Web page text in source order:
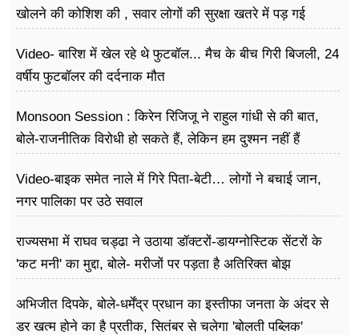
खोलने की कोशिश की , सवार लोगों की सुरक्षा खतरे में पड़ गई
Video- बारिश में खेल रहे थे फुटबॉल... मैच के बीच गिरी बिजली, 24
वर्षीय फुटबॉलर की दर्दनाक मौत
Monsoon Session : किरेन रिजिजू ने राहुल गांधी से की बात,
बोले-राजनीतिक विरोधी हो सकते हैं, लेकिन हम दुश्मन नहीं हैं
Video-बाइक समेत नाले में गिरे पिता-बेटी… लोगों ने बचाई जान,
नगर पालिका पर उठे सवाल
राज्यसभा में राघव चड्ढा ने उठाया डॉक्टरों-डायग्नोस्टिक सेंटरों के
'कट मनी' का मुद्दा, बोले- मरीजों पर पड़ता है अ​तिरिक्त बोझ
अभिजीत दिपके, बोले-धर्मेंद्र प्रधान का इस्तीफा जनता के अंदर से
डर खत्म होने का है प्रतीक, सितंबर से चलेगा 'बोलती पब्लिक'